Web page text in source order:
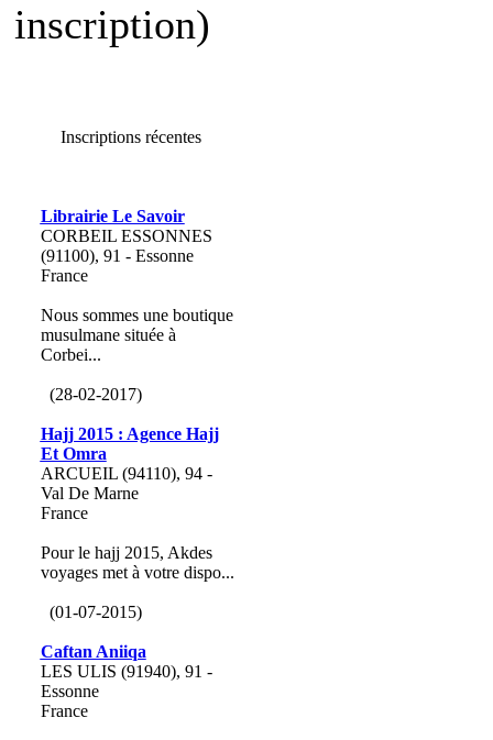
inscription)
Inscriptions récentes
Librairie Le Savoir
CORBEIL ESSONNES
(91100), 91 - Essonne
France
Nous sommes une boutique
musulmane située à
Corbei...
(28-02-2017)
Hajj 2015 : Agence Hajj
Et Omra
ARCUEIL (94110), 94 -
Val De Marne
France
Pour le hajj 2015, Akdes
voyages met à votre dispo...
(01-07-2015)
Caftan Aniiqa
LES ULIS (91940), 91 -
Essonne
France